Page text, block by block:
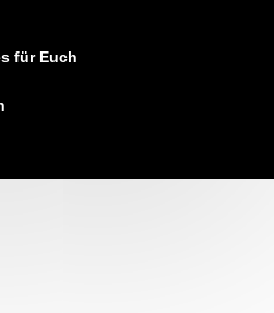
für Euch